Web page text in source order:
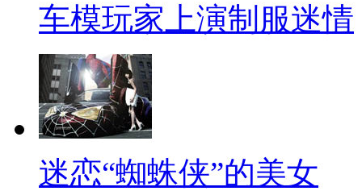
车模玩家上演制服迷情
迷恋“蜘蛛侠”的美女